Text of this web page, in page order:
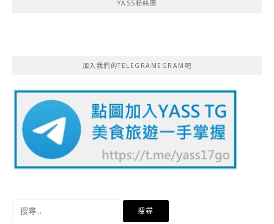
YASS粉絲團
加入我們的TELEGRAMEGRAM吧